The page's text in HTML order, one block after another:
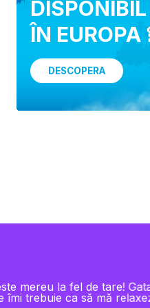
DISPONIBIL
ÎN EUROPA
DESCOPERA
mereu la fel de tare!
îmi trebuie ca să mă